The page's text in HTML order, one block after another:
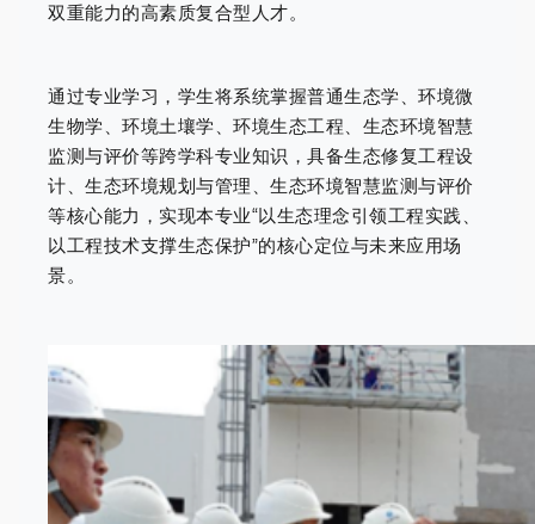
双重能力的高素质复合型人才。
通过专业学习，学生将系统掌握普通生态学、环境微
生物学、环境土壤学、环境生态工程、生态环境智慧
监测与评价等跨学科专业知识，具备生态修复工程设
计、生态环境规划与管理、生态环境智慧监测与评价
等核心能力，实现本专业“以生态理念引领工程实践、
以工程技术支撑生态保护”的核心定位与未来应用场
景。